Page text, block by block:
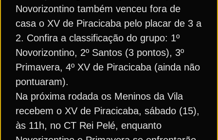
Novorizontino também venceu fora de
casa o XV de Piracicaba pelo placar de 3 a
2. Confira a classificação do grupo: 1º
Novorizontino, 2º Santos (3 pontos), 3º
Primavera, 4º XV de Piracicaba (ainda não
pontuaram).
Na próxima rodada os Meninos da Vila
recebem o XV de Piracicaba, sábado (15),
às 11h, no CT Rei Pelé, enquanto